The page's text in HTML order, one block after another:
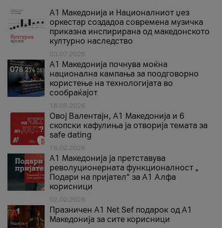
А1 Македонија и Националниот џез
оркестар создадоа современа музичка
приказна инспирирана од македонското
културно наследство
03.07.2026
A1 Македонија почнува моќна
национална кампања за поодговорно
користење на технологијата во
сообраќајот
18.05.2026
Овој Валентајн, A1 Македонија и 6
скопски кафулиња ја отворија темата за
safe dating
16.02.2026
А1 Македонија ја претставува
револуционерната функционалност „
Подари на пријател“ за А1 Алфа
корисници
02.02.2026
Празничен A1 Net Sеf подарок од А1
Македонија за сите корисници